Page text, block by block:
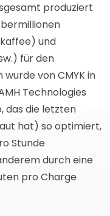
produziert
und
für den
von CMYK in
Technologies
das die letzten
hat) so optimiert,
Stunde
durch eine
pro Charge